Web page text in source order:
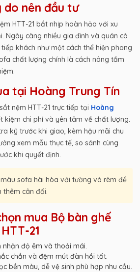
do nên đầu tư
HTT-21 bắt nhịp hoàn hảo với xu
Ngày càng nhiều gia đình và quán cà
khách như một cách thể hiện phong
chất lượng chính là cách nâng tầm
tại Hoàng Trung Tín
nệm HTT-21 trực tiếp tại Hoàng
kiệm chi phí và yên tâm về chất lượng.
kỹ trước khi giao, kèm hậu mãi chu
xem mẫu thực tế, so sánh cùng
khi quyết định.
sofa hài hòa với tường và rèm để
thêm cân đối.
mua Bộ bàn ghế
21
nhận độ êm và thoải mái.
chắn và đệm mút đàn hồi tốt.
bền màu, dễ vệ sinh phù hợp nhu cầu.